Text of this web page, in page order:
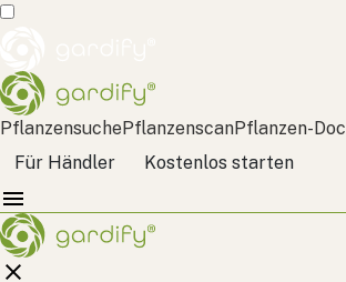
PflanzensuchePflanzenscanPflanzen-Doc
Für Händler
Kostenlos starten